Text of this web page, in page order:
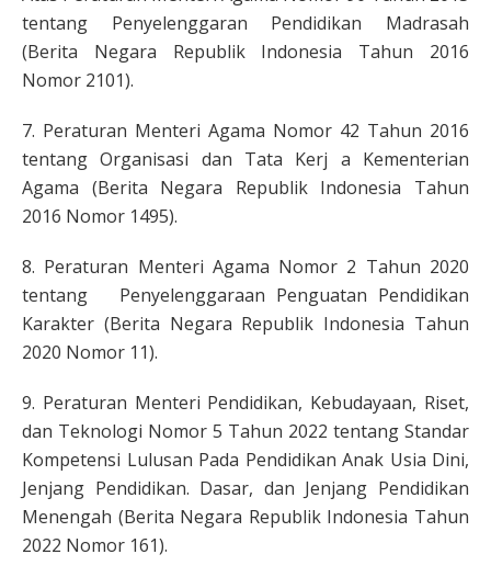
tentang Penyelenggaran Pendidikan Madrasah
(Berita Negara Republik Indonesia Tahun 2016
Nomor 2101).
7. Peraturan Menteri Agama Nomor 42 Tahun 2016
tentang Organisasi dan Tata Kerj a Kementerian
Agama (Berita Negara Republik Indonesia Tahun
2016 Nomor 1495).
8. Peraturan Menteri Agama Nomor 2 Tahun 2020
tentang Penyelenggaraan Penguatan Pendidikan
Karakter (Berita Negara Republik Indonesia Tahun
2020 Nomor 11).
9. Peraturan Menteri Pendidikan, Kebudayaan, Riset,
dan Teknologi Nomor 5 Tahun 2022 tentang Standar
Kompetensi Lulusan Pada Pendidikan Anak Usia Dini,
Jenjang Pendidikan. Dasar, dan Jenjang Pendidikan
Menengah (Berita Negara Republik Indonesia Tahun
2022 Nomor 161).